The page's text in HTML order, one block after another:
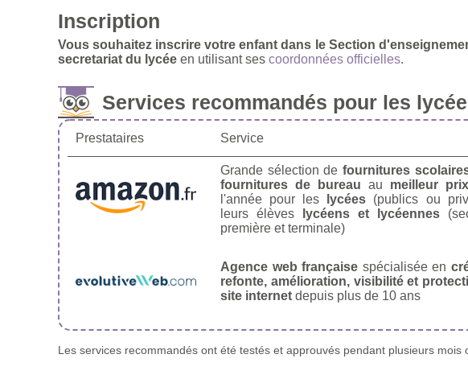
Inscription
Vous souhaitez inscrire votre enfant dans le Section
secretariat du lycée en utilisant ses coordonnées officielles.
Services recommandés pour les
Prestataires Service
Grande sélection de fournitures
fournitures de bureau au meilleur prix
l'année pour les
lycées (publics ou
leurs élèves
lycéens et lycéennes
première et terminale)
Agence web française spécialisée en
refonte, amélioration, visibilité et
site internet depuis plus de 10 ans
Les services recommandés ont été testés et approuvés pendant plusieurs mois